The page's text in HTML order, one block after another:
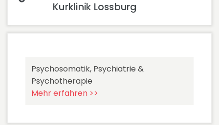
Kurklinik Lossburg
Psychosomatik, Psychiatrie &
Psychotherapie
Mehr erfahren >>